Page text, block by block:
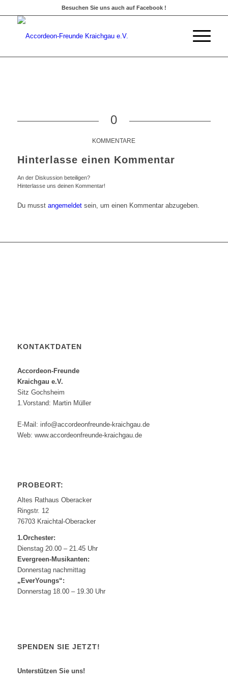
Besuchen Sie uns auch auf Facebook !
0
KOMMENTARE
Hinterlasse einen Kommentar
An der Diskussion beteiligen?
Hinterlasse uns deinen Kommentar!
Du musst angemeldetsein, um einen Kommentar abzugeben.
KONTAKTDATEN
Accordeon-Freunde
Kraichgau e.V.
Sitz Gochsheim
1.Vorstand: Martin Müller
E-Mail: info@accordeonfreunde-kraichgau.de
Web: www.accordeonfreunde-kraichgau.de
PROBEORT:
Altes Rathaus Oberacker
Ringstr. 12
76703 Kraichtal-Oberacker
1.Orchester:
Dienstag 20.00 – 21.45 Uhr
Evergreen-Musikanten:
Donnerstag nachmittag
„EverYoungs“:
Donnerstag 18.00 – 19.30 Uhr
SPENDEN SIE JETZT!
Unterstützen Sie uns!